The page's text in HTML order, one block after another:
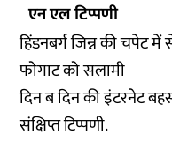
एन एल टिप्पणी
हिंडनबर्ग जिन्न की चपेट
फोगाट को सलामी
दिन ब दिन की इंटरनेट
संक्षिप्त टिप्पणी.